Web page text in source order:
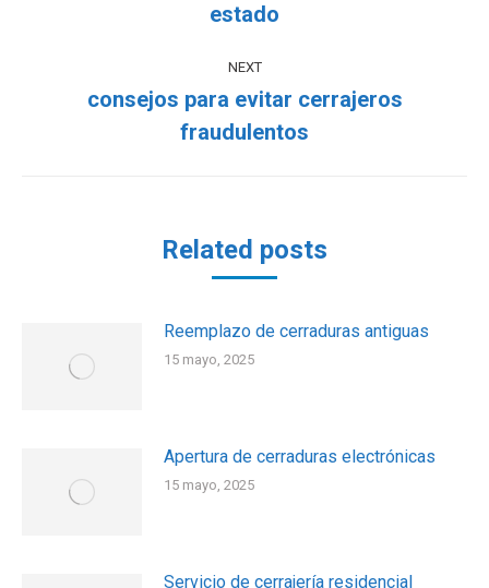
estado
NEXT
consejos para evitar cerrajeros
fraudulentos
Related posts
Reemplazo de cerraduras antiguas
15 mayo, 2025
Apertura de cerraduras electrónicas
15 mayo, 2025
Servicio de cerrajería residencial